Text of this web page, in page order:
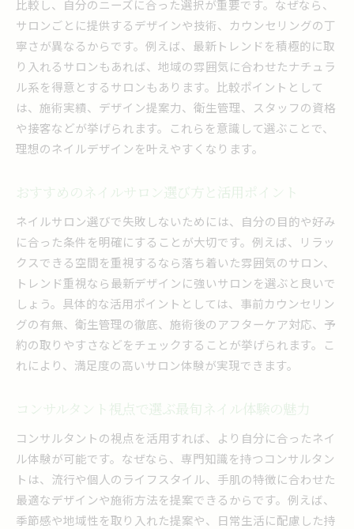
比較し、自分のニーズに合った選択が重要です。なぜなら、
サロンごとに提供するデザインや技術、カウンセリングの丁
寧さが異なるからです。例えば、最新トレンドを積極的に取
り入れるサロンもあれば、地域の雰囲気に合わせたナチュラ
ル系を得意とするサロンもあります。比較ポイントとして
は、施術実績、デザイン提案力、衛生管理、スタッフの資格
や接客などが挙げられます。これらを意識して選ぶことで、
理想のネイルデザインを叶えやすくなります。
おすすめのネイルサロン選び方と活用ポイント
ネイルサロン選びで失敗しないためには、自分の目的や好み
に合った条件を明確にすることが大切です。例えば、リラッ
クスできる空間を重視するなら落ち着いた雰囲気のサロン、
トレンド重視なら最新デザインに強いサロンを選ぶと良いで
しょう。具体的な活用ポイントとしては、事前カウンセリン
グの有無、衛生管理の徹底、施術後のアフターケア対応、予
約の取りやすさなどをチェックすることが挙げられます。こ
れにより、満足度の高いサロン体験が実現できます。
コンサルタント視点で選ぶ最旬ネイル体験の魅力
コンサルタントの視点を活用すれば、より自分に合ったネイ
ル体験が可能です。なぜなら、専門知識を持つコンサルタン
トは、流行や個人のライフスタイル、手肌の特徴に合わせた
最適なデザインや施術方法を提案できるからです。例えば、
季節感や地域性を取り入れた提案や、日常生活に配慮した持